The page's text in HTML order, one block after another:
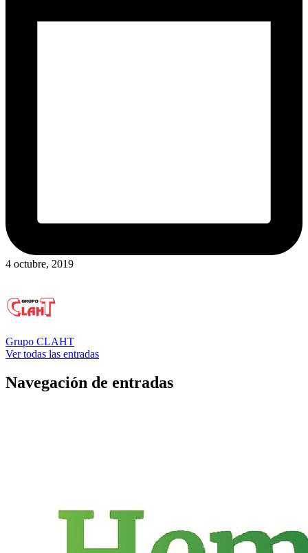
4 octubre, 2019
Grupo CLAHT
Ver todas las entradas
Navegación de entradas